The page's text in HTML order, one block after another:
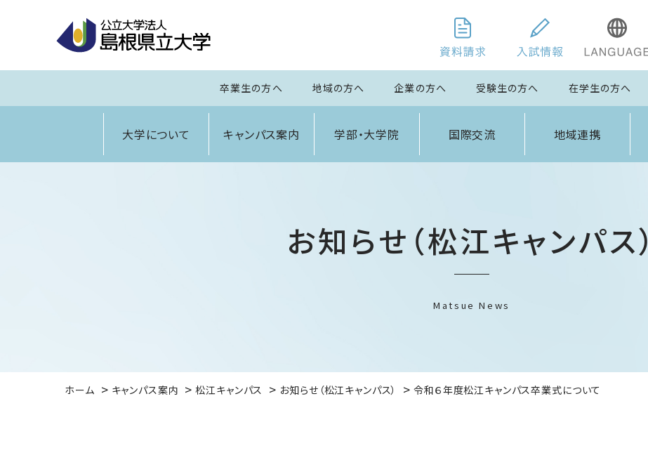
卒業生の方へ 地域の方へ 企業の方へ 受験生の方へ 在学生の方へ
大学について キャンパス案内 学部・大学院 国際交流 地域連携
お知らせ（松江キャンパス）
Matsue News
ホーム キャンパス案内 松江キャンパス お知らせ（松江キャンパス） 令和６年度松江キャンパス卒業式について